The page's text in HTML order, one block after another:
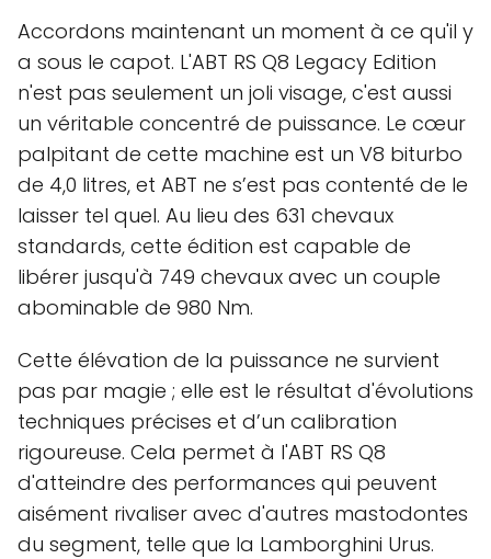
Accordons maintenant un moment à ce qu'il y
a sous le capot. L'ABT RS Q8 Legacy Edition
n'est pas seulement un joli visage, c'est aussi
un véritable concentré de puissance. Le cœur
palpitant de cette machine est un V8 biturbo
de 4,0 litres, et ABT ne s’est pas contenté de le
laisser tel quel. Au lieu des 631 chevaux
standards, cette édition est capable de
libérer jusqu'à 749 chevaux avec un couple
abominable de 980 Nm.
Cette élévation de la puissance ne survient
pas par magie ; elle est le résultat d'évolutions
techniques précises et d’un calibration
rigoureuse. Cela permet à l'ABT RS Q8
d'atteindre des performances qui peuvent
aisément rivaliser avec d'autres mastodontes
du segment, telle que la Lamborghini Urus.